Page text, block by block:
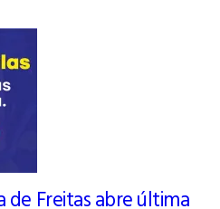
de Freitas abre última